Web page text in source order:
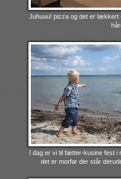
Juhuuu! pizza og det er lækkert
I dag er vi til fætter-kusine fest i
det er morfar der står